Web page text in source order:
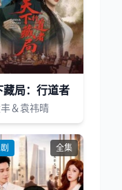
藏局：行道者
＆袁祎晴
全集